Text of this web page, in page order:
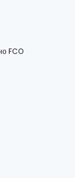
FCO